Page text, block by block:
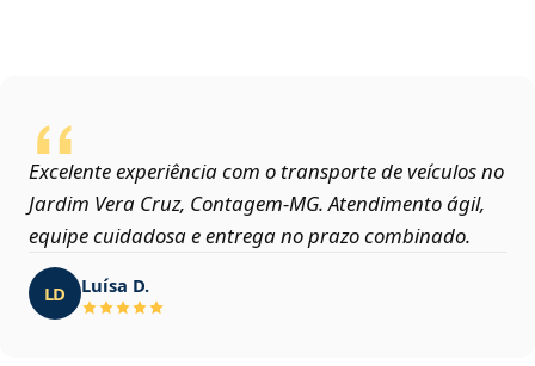
Excelente experiência com o transporte de veículos no
Jardim Vera Cruz, Contagem‑MG. Atendimento ágil,
equipe cuidadosa e entrega no prazo combinado.
LD Luísa D.